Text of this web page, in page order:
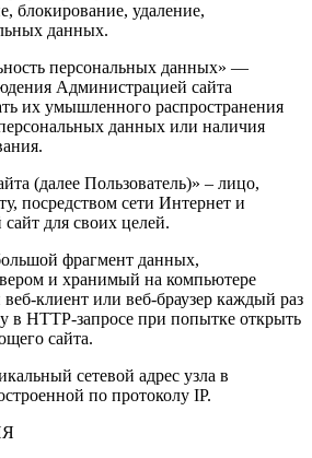
блокирование, удаление,
данных.
персональных данных» —
Администрацией сайта
их умышленного распространения
персональных данных или наличия
(далее Пользователь)» – лицо,
посредством сети Интернет и
для своих целей.
фрагмент данных,
и хранимый на компьютере
веб-клиент или веб-браузер каждый раз
в HTTP-запросе при попытке открыть
сайта.
сетевой адрес узла в
по протоколу IP.